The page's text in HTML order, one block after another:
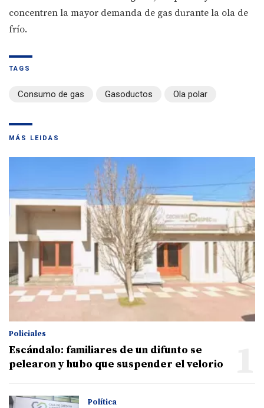
concentren la mayor demanda de gas durante la ola de
frío.
TAGS
Consumo de gas Gasoductos Ola polar
MÁS LEIDAS
Policiales
Escándalo: familiares de un difunto se
pelearon y hubo que suspender el velorio
Política